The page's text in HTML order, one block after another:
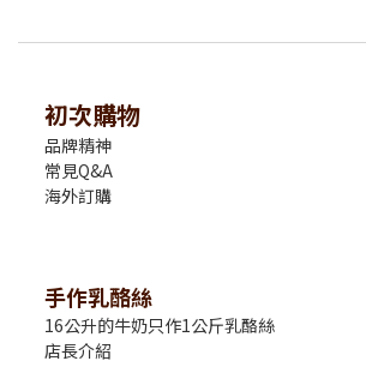
初次購物
品牌精神
常見Q&A
海外訂購
手作乳酪絲
16公升的牛奶只作1公斤乳酪絲
店長介紹